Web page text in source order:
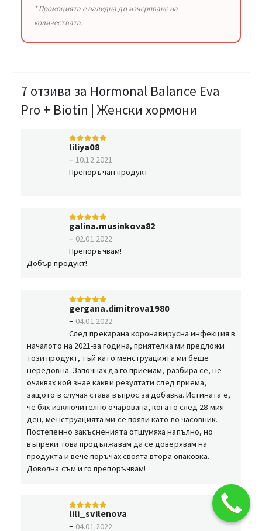
* Промоцията е валидна до изчерпване на
количествата.
7 отзива за Hormonal Balance Eva
Pro + Biotin | Женски хормони
5от 5
liliya08
– 10.12.2021
Препоръчан продукт
5от 5
galina.musinkova82
– 02.01.2022
Препоръчвам!
Добър продукт!
5от 5
gergana.dimitrova1980
– 04.01.2022
След прекарана коронавирусна инфекция в
началото на 2021-ва година, приятелка ми предложи
този продукт, тъй като менструацията ми беше
нередовна. Започнах да го приемам, разбира се, не
очаквах кой знае какви резултати след приема,
защото в случая става въпрос за добавка. Истината е,
че бях изключително очарована, когато след 28-мия
ден, менструацията ми се появи като по часовник.
Постепенно закъсненията отшумяха напълно, но
въпреки това продължавам да се доверявам на
продукта и вече поръчах своята втора опаковка.
Доволна съм и го препоръчвам!
5от 5
lili_svilenova
– 04.01.2022